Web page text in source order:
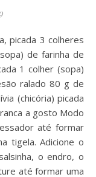
de farinha de
1 colher (sopa)
ralado 80 g de
(chicória) picada
a gosto Modo
até formar
tigela. Adicione o
o endro, o
até formar uma